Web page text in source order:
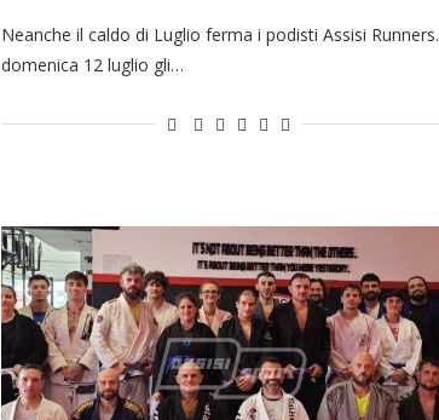
Neanche il caldo di Luglio ferma i podisti Assisi Runners.
domenica 12 luglio gli…